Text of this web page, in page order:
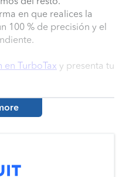
en que realices la
100 % de precisión y el
en TurboTax y presenta tu